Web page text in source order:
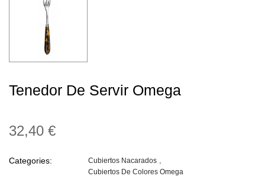
Tenedor De Servir Omega
32,40 €
Categories:
Cubiertos Nacarados
Cubiertos De Colores Omega